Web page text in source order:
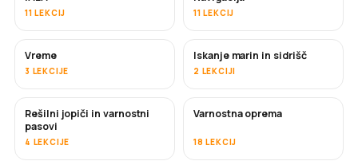
11 LEKCIJ 11 LEKCIJ
Vreme
3 LEKCIJE
Iskanje marin in sidrišč
2 LEKCIJI
Rešilni jopiči in varnostni
pasovi
4 LEKCIJE
Varnostna oprema
18 LEKCIJ